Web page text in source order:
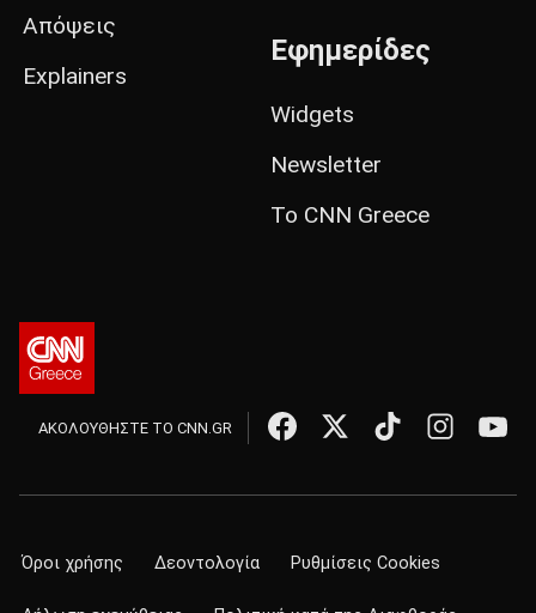
Απόψεις
Explainers
Εφημερίδες
Widgets
Newsletter
Το CNN Greece
ΑΚΟΛΟΥΘΗΣΤΕ ΤΟ CNN.GR
Όροι χρήσης Δεοντολογία Ρυθμίσεις Cookies